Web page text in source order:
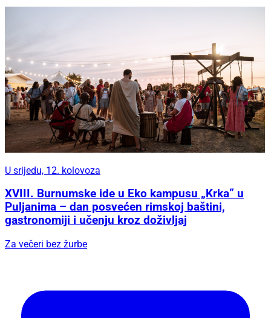
U srijedu, 12. kolovoza
XVIII. Burnumske ide u Eko kampusu „Krka“ u
Puljanima – dan posvećen rimskoj baštini,
gastronomiji i učenju kroz doživljaj
Za večeri bez žurbe